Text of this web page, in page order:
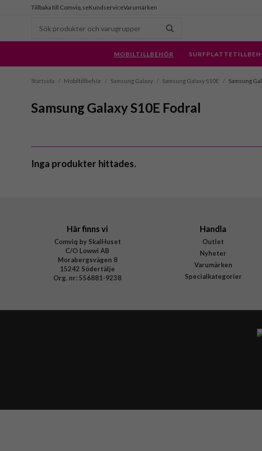
Tillbaka till Comviq.seKundserviceVarumärken
MOBILTILLBEHÖR
Startsida / Mobiltillbehör / Samsung Galaxy / Samsung Galaxy S10E / Samsung
Samsung Galaxy S10E Fodral
Inga produkter hittades.
Här finns vi
Comviq by SkalHuset
C/O Lowwi AB
Morabergsvägen 8
15242 Södertälje
Org. nr: 556881-9238
Handla
Outlet
Nyheter
Varumärken
Specialkategorier